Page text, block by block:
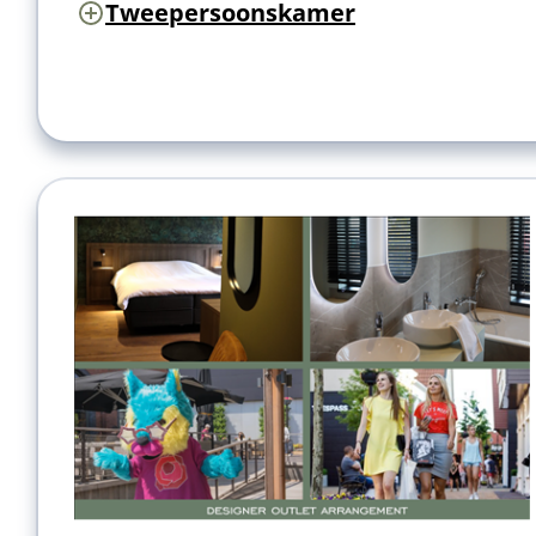
Tweepersoonskamer
Nog 3 kamers beschikbaar